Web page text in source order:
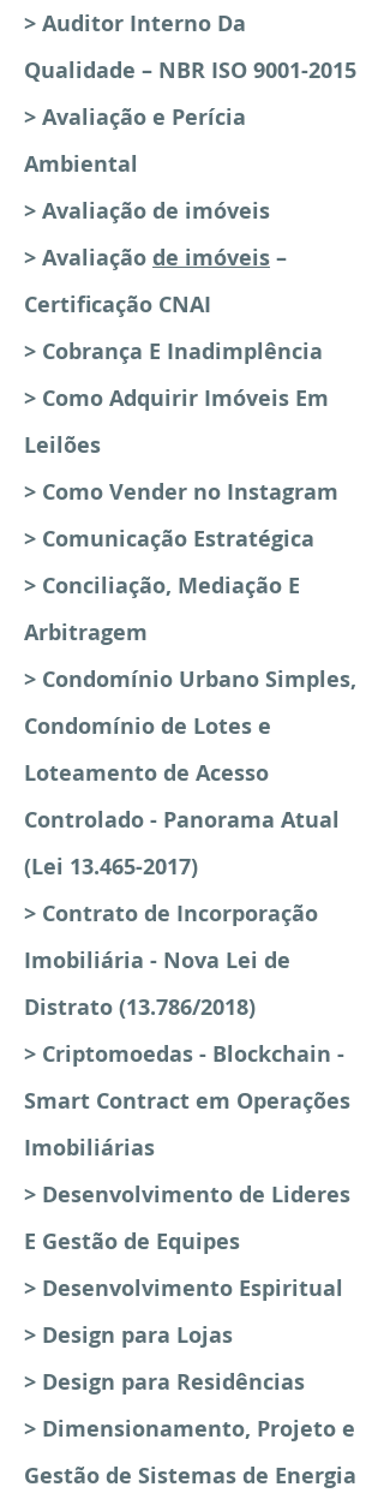
> Auditor Interno Da
Qualidade – NBR ISO 9001-2015
> Avaliação e Perícia
Ambiental
> Avaliação de imóveis
> Avaliação de imóveis –
Certificação CNAI
> Cobrança E Inadimplência
> Como Adquirir Imóveis Em
Leilões
> Como Vender no Instagram
> Comunicação Estratégica
> Conciliação, Mediação E
Arbitragem
> Condomínio Urbano Simples,
Condomínio de Lotes e
Loteamento de Acesso
Controlado - Panorama Atual
(Lei 13.465-2017)
> Contrato de Incorporação
Imobiliária - Nova Lei de
Distrato (13.786/2018)
> Criptomoedas - Blockchain -
Smart Contract em Operações
Imobiliárias
> Desenvolvimento de Lideres
E Gestão de Equipes
> Desenvolvimento Espiritual
> Design para Lojas
> Design para Residências
> Dimensionamento, Projeto e
Gestão de Sistemas de Energia